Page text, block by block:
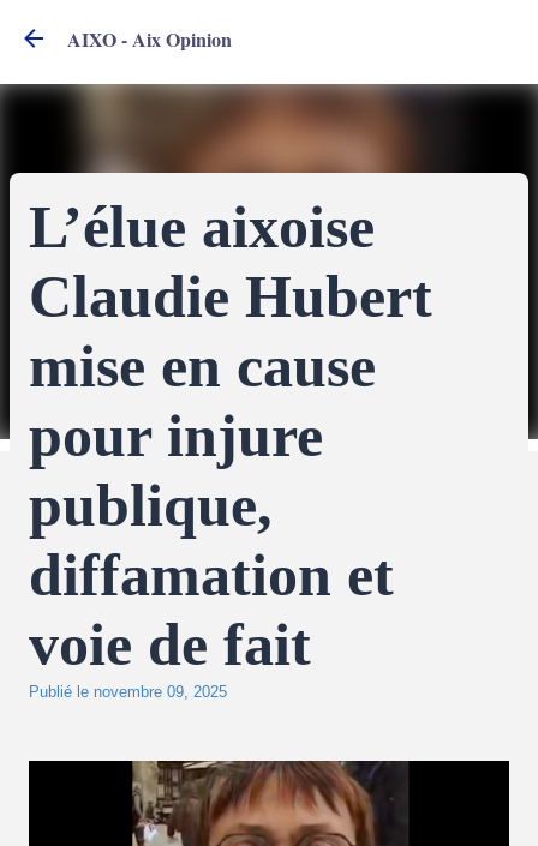
AIXO - Aix Opinion
L’élue aixoise
Claudie Hubert
mise en cause
pour injure
publique,
diffamation et
voie de fait
Publié le novembre 09, 2025